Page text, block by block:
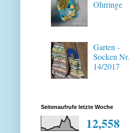
Ohrringe
Garten -
Socken Nr.
14/2017
Seitenaufrufe letzte Woche
12,558